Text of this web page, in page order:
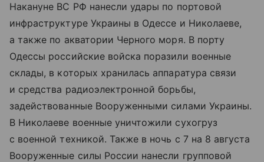
Накануне ВС РФ нанесли удары по портовой
инфраструктуре Украины в Одессе и Николаеве,
а также по акватории Черного моря. В порту
Одессы российские войска поразили военные
склады, в которых хранилась аппаратура связи
и средства радиоэлектронной борьбы,
задействованные Вооруженными силами Украины.
В Николаеве военные уничтожили сухогруз
с военной техникой. Также в ночь с 7 на 8 августа
Вооруженные силы России нанесли групповой